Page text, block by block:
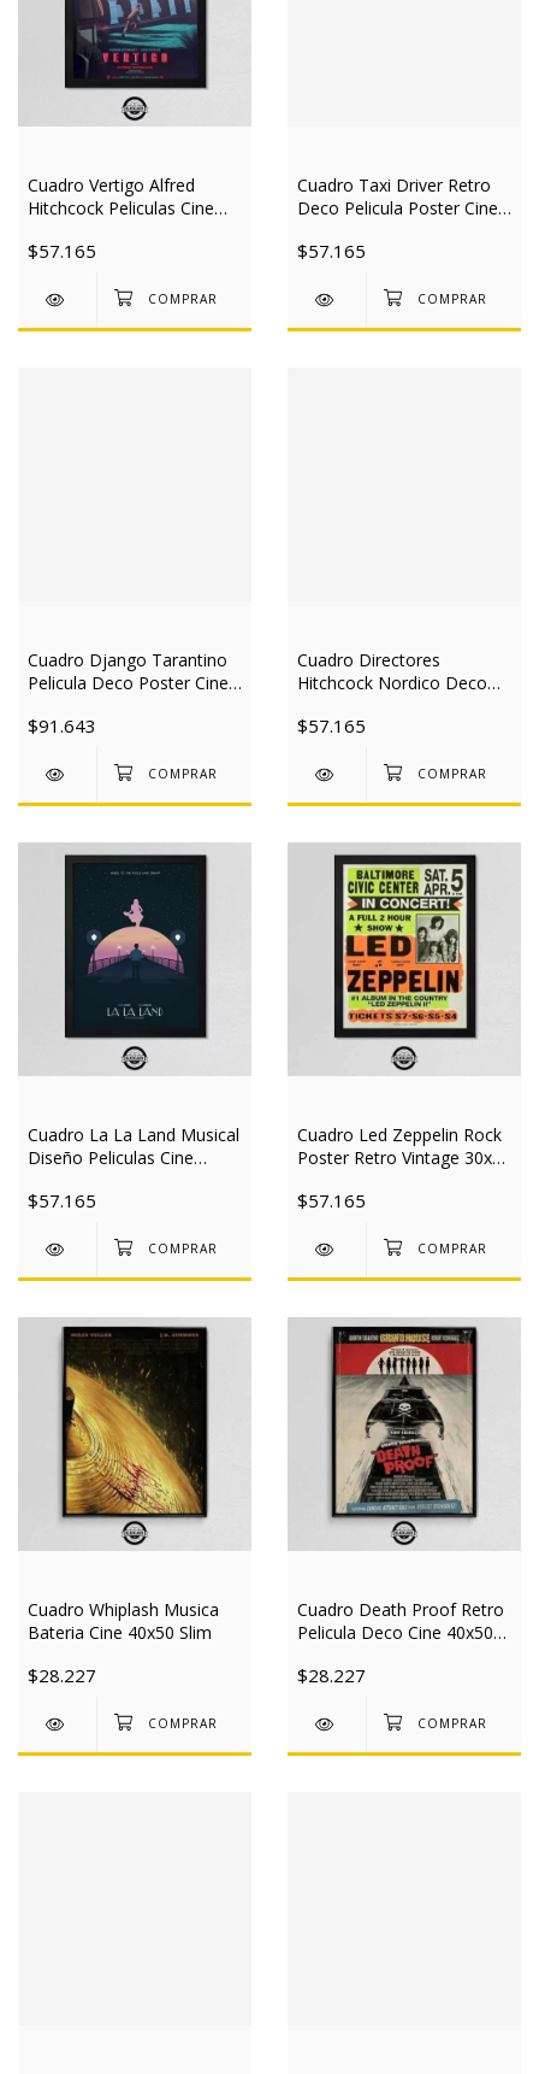
Cuadro Vertigo Alfred
Hitchcock Peliculas Cine
$57.165
Cuadro Taxi Driver Retro
Deco Pelicula Poster Cine
$57.165
Cuadro Django Tarantino
Pelicula Deco Poster Cine
$91.643
Cuadro Directores
Hitchcock Nordico Deco
$57.165
Cuadro La La Land Musical
Diseño Peliculas Cine
$57.165
Cuadro Led Zeppelin Rock
Poster Retro Vintage 30x40
$57.165
Cuadro Whiplash Musica
Bateria Cine 40x50 Slim
$28.227
Cuadro Death Proof Retro
Pelicula Deco Cine 40x50
$28.227